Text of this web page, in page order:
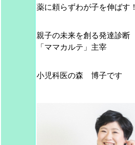
薬に頼らずわが子を伸ばす！
親子の未来を創る発達診断
「ママカルテ」主宰
小児科医の森 博子です